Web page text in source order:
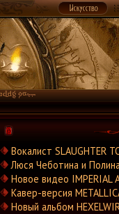
Вокалист SLAUGHTER
Люся Чеботина и
Новое видео IMPERIAL
Кавер-версия
Новый альбом